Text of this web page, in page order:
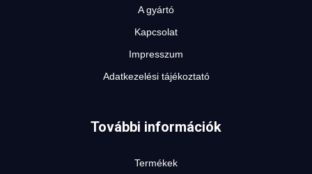
A gyártó
Kapcsolat
Impresszum
Adatkezelési tájékoztató
További információk
Termékek